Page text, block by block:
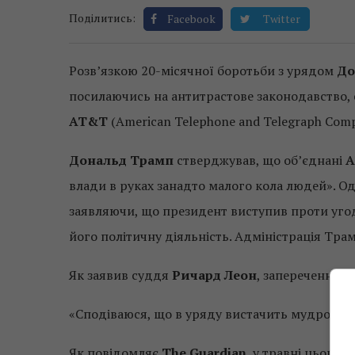
Поділитись: Facebook Twitter
Розв’язкою 20-місячної боротьби з урядом
посилаючись на антитрастове законодавство,
AT&T (American Telephone and Telegraph
Дональд Трамп стверджував, що об’єднані
влади в руках занадто малого кола людей».
заявляючи, що президент виступив проти
його політичну діяльність. Адміністрація
Як заявив суддя Ричард Леон, заперечення
«Сподіваюся, що в уряду вистачить мудрості